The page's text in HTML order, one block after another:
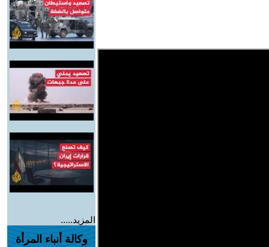
المزيد.....
وكالة أنباء المرأة